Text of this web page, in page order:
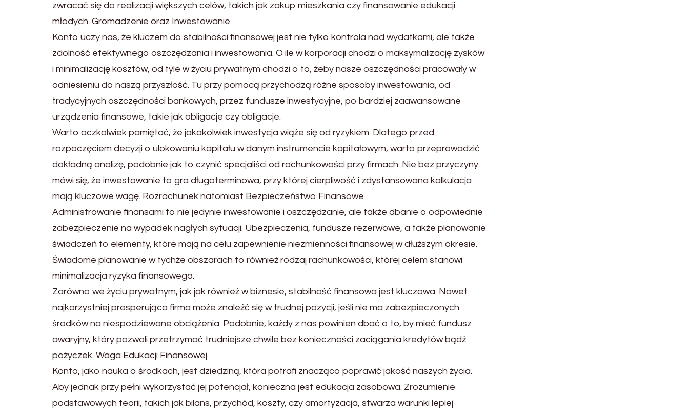
zwracać się do realizacji większych celów, takich jak zakup mieszkania czy finansowanie edukacji
młodych. Gromadzenie oraz Inwestowanie
Konto uczy nas, że kluczem do stabilności finansowej jest nie tylko kontrola nad wydatkami, ale także
zdolność efektywnego oszczędzania i inwestowania. O ile w korporacji chodzi o maksymalizację zysków
i minimalizację kosztów, od tyle w życiu prywatnym chodzi o to, żeby nasze oszczędności pracowały w
odniesieniu do naszą przyszłość. Tu przy pomocą przychodzą różne sposoby inwestowania, od
tradycyjnych oszczędności bankowych, przez fundusze inwestycyjne, po bardziej zaawansowane
urządzenia finansowe, takie jak obligacje czy obligacje.
Warto aczkolwiek pamiętać, że jakakolwiek inwestycja wiąże się od ryzykiem. Dlatego przed
rozpoczęciem decyzji o ulokowaniu kapitału w danym instrumencie kapitałowym, warto przeprowadzić
dokładną analizę, podobnie jak to czynić specjaliści od rachunkowości przy firmach. Nie bez przyczyny
mówi się, że inwestowanie to gra długoterminowa, przy której cierpliwość i zdystansowana kalkulacja
mają kluczowe wagę. Rozrachunek natomiast Bezpieczeństwo Finansowe
Administrowanie finansami to nie jedynie inwestowanie i oszczędzanie, ale także dbanie o odpowiednie
zabezpieczenie na wypadek nagłych sytuacji. Ubezpieczenia, fundusze rezerwowe, a także planowanie
świadczeń to elementy, które mają na celu zapewnienie niezmienności finansowej w dłuższym okresie.
Świadome planowanie w tychże obszarach to również rodzaj rachunkowości, której celem stanowi
minimalizacja ryzyka finansowego.
Zarówno we życiu prywatnym, jak jak również w biznesie, stabilność finansowa jest kluczowa. Nawet
najkorzystniej prosperująca firma może znaleźć się w trudnej pozycji, jeśli nie ma zabezpieczonych
środków na niespodziewane obciążenia. Podobnie, każdy z nas powinien dbać o to, by mieć fundusz
awaryjny, który pozwoli przetrzymać trudniejsze chwile bez konieczności zaciągania kredytów bądź
pożyczek. Waga Edukacji Finansowej
Konto, jako nauka o środkach, jest dziedziną, która potrafi znacząco poprawić jakość naszych życia.
Aby jednak przy pełni wykorzystać jej potencjał, konieczna jest edukacja zasobowa. Zrozumienie
podstawowych teorii, takich jak bilans, przychód, koszty, czy amortyzacja, stwarza warunki lepiej